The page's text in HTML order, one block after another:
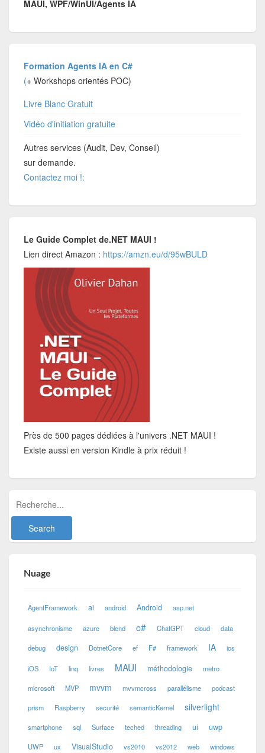
MAUI, WPF/WinUI/Agents IA
Formation Agents IA en C#
(+ Workshops orientés POC)
Livre Blanc Gratuit
Vidéo d'initiation gratuite
Autres services (Audit, Dev, Conseil)
sur demande.
Contactez moi !:
Le Guide Complet de.NET MAUI !
Lien direct Amazon : https://amzn.eu/d/95wBULD
Près de 500 pages dédiées à l'univers .NET MAUI !
Existe aussi en version Kindle à prix réduit !
Nuage
AgentFramework ai android Android asp.net
asynchronisme azure blend c# ChatGPT cloud data
debug design DotnetCore ef F# framework IA ios
iOS IoT linq livres MAUI méthodologie metro
microsoft MVP mvvm mvvmcross parallélisme podcast
prism Raspberry securité semanticKernel silverlight
smartphone sql Surface teched threading ui uwp
UWP ux VisualStudio vs2010 vs2012 web windows